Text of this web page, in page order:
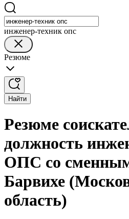
инженер-техник опс
Резюме
Найти
Резюме
должность
ОПС со
Барвихе
область)